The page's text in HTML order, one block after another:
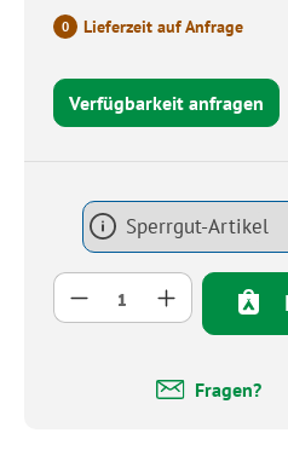
0 Lieferzeit auf Anfrage
Verfügbarkeit anfragen
Sperrgut-Artikel
Produkt Anzahl:
Fragen?